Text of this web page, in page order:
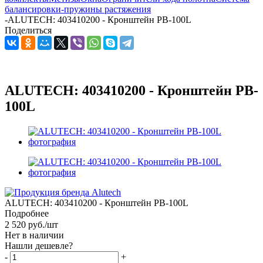
балансировки-пружины растяжения
-ALUTECH: 403410200 - Кронштейн PB-100L
Поделиться
ALUTECH: 403410200 - Кронштейн PB-
100L
ALUTECH: 403410200 - Кронштейн PB-100L
Подробнее
2 520 руб./шт
Нет в наличии
Нашли дешевле?
-
+